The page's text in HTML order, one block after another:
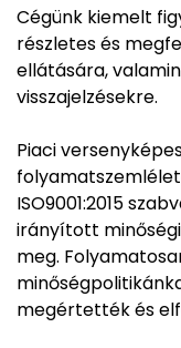
Cégünk kiemelt
részletes és
ellátására,
visszajelzésekre.
Piaci
ISO9001:2015
irányított
meg.
megértették és